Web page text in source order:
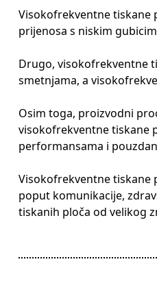
Visokofrekventne tiskane
prijenosa s niskim
Drugo, visokofrekventne
smetnjama, a
Osim toga, proizvodni
visokofrekventne tiskane
performansama i
Visokofrekventne tiskane
poput komunikacije,
tiskanih ploča od velikog